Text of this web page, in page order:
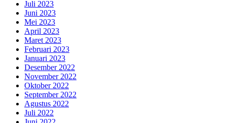
Juli 2023
Juni 2023
Mei 2023
April 2023
Maret 2023
Februari 2023
Januari 2023
Desember 2022
November 2022
Oktober 2022
September 2022
Agustus 2022
Juli 2022